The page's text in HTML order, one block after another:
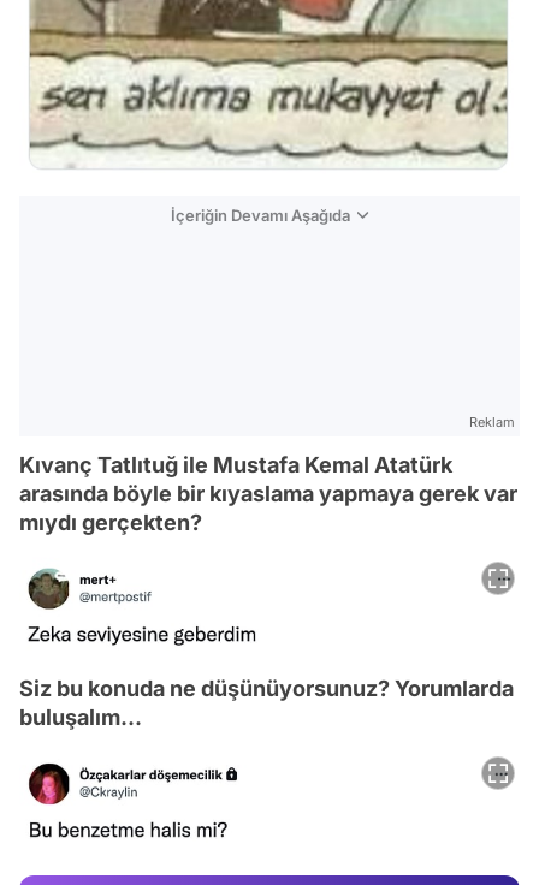
İçeriğin Devamı Aşağıda
Reklam
Kıvanç Tatlıtuğ ile Mustafa Kemal Atatürk
arasında böyle bir kıyaslama yapmaya gerek var
mıydı gerçekten?
Siz bu konuda ne düşünüyorsunuz? Yorumlarda
buluşalım...
Test